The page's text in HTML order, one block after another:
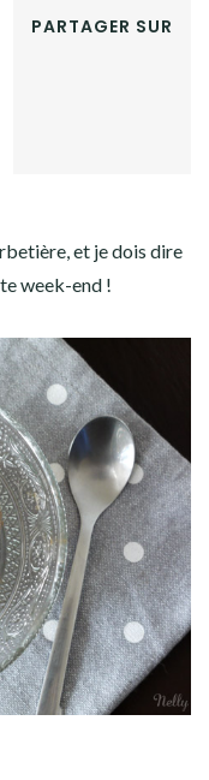
PARTAGER SUR
et je dois dire
week-end !